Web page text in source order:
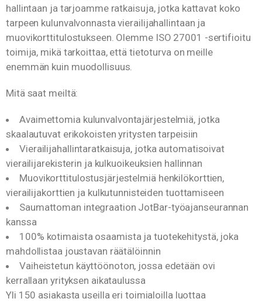
hallintaan ja tarjoamme ratkaisuja, jotka kattavat koko
tarpeen kulunvalvonnasta vierailijahallintaan ja
muovikorttitulostukseen. Olemme ISO 27001 -sertifioitu
toimija, mikä tarkoittaa, että tietoturva on meille
enemmän kuin muodollisuus.
Mitä saat meiltä:
Avaimettomia kulunvalvontajärjestelmiä, jotka
skaalautuvat erikokoisten yritysten tarpeisiin
Vierailijahallintaratkaisuja, jotka automatisoivat
vierailijarekisterin ja kulkuoikeuksien hallinnan
Muovikorttitulostusjärjestelmiä henkilökorttien,
vierailijakorttien ja kulkutunnisteiden tuottamiseen
Saumattoman integraation JotBar-työajanseurannan
kanssa
100% kotimaista osaamista ja tuotekehitystä, joka
mahdollistaa joustavan räätälöinnin
Vaiheistetun käyttöönoton, jossa edetään ovi
kerrallaan yrityksen aikataulussa
Yli 150 asiakasta useilla eri toimialoilla luottaa